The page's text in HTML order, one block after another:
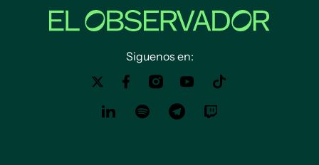
Siguenos en: